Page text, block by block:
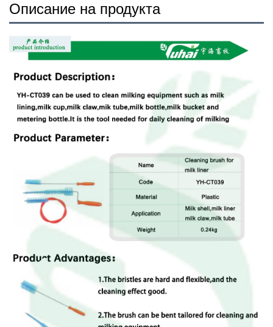
Описание на продукта